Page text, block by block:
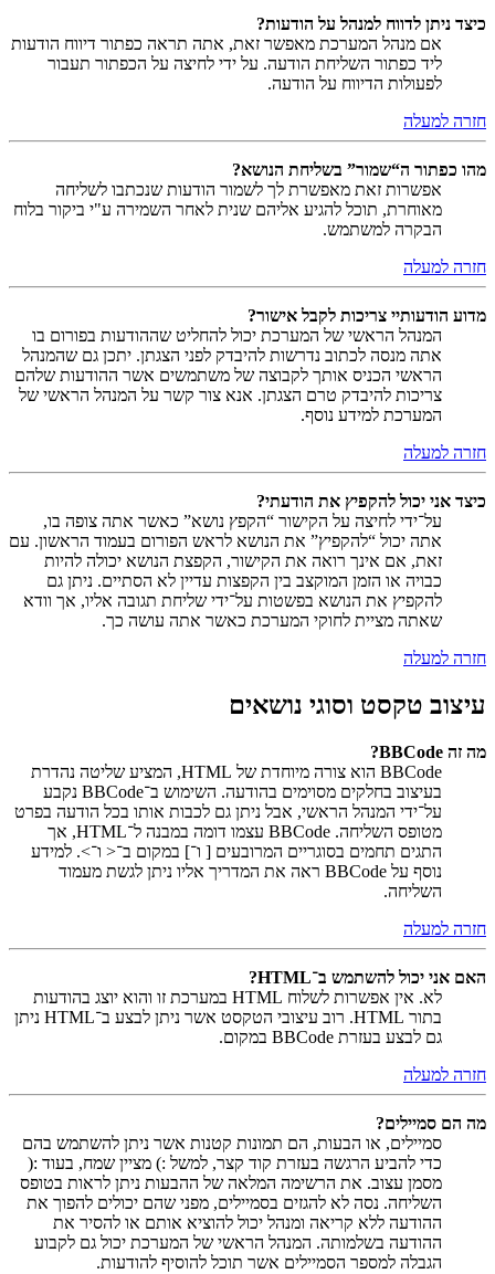
כיצד ניתן לדווח למנהל על הודעות?
אם מנהל המערכת מאפשר זאת, אתה תראה כפתור דיווח הודעות
ליד כפתור השליחת הודעה. על ידי לחיצה על הכפתור תעבור
לפעולות הדיווח על הודעה.
חזרה למעלה
מהו כפתור ה“שמור” בשליחת הנושא?
אפשרות זאת מאפשרת לך לשמור הודעות שנכתבו לשליחה
מאוחרת, תוכל להגיע אליהם שנית לאחר השמירה ע"י ביקור בלוח
הבקרה למשתמש.
חזרה למעלה
מדוע הודעותיי צריכות לקבל אישור?
המנהל הראשי של המערכת יכול להחליט שההודעות בפורום בו
אתה מנסה לכתוב נדרשות להיבדק לפני הצגתן. יתכן גם שהמנהל
הראשי הכניס אותך לקבוצה של משתמשים אשר ההודעות שלהם
צריכות להיבדק טרם הצגתן. אנא צור קשר על המנהל הראשי של
המערכת למידע נוסף.
חזרה למעלה
כיצד אני יכול להקפיץ את הודעתי?
על־ידי לחיצה על הקישור “הקפץ נושא” כאשר אתה צופה בו,
אתה יכול “להקפיץ” את הנושא לראש הפורום בעמוד הראשון. עם
זאת, אם אינך רואה את הקישור, הקפצת הנושא יכולה להיות
כבויה או הזמן המוקצב בין הקפצות עדיין לא הסתיים. ניתן גם
להקפיץ את הנושא בפשטות על־ידי שליחת תגובה אליו, אך וודא
שאתה מציית לחוקי המערכת כאשר אתה עושה כך.
חזרה למעלה
עיצוב טקסט וסוגי נושאים
מה זה BBCode?
BBCode הוא צורה מיוחדת של HTML, המציע שליטה נהדרת
בעיצוב בחלקים מסוימים בהודעה. השימוש ב־BBCode נקבע
על־ידי המנהל הראשי, אבל ניתן גם לכבות אותו בכל הודעה בפרט
מטופס השליחה. BBCode עצמו דומה במבנה ל־HTML, אך
התגים תחמים בסוגריים המרובעים [ ו־] במקום ב־< ו־>. למידע
נוסף על BBCode ראה את המדריך אליו ניתן לגשת מעמוד
השליחה.
חזרה למעלה
האם אני יכול להשתמש ב־HTML?
לא. אין אפשרות לשלוח HTML במערכת זו והוא יוצג בהודעות
בתור HTML. רוב עיצובי הטקסט אשר ניתן לבצע ב־HTML ניתן
גם לבצע בעזרת BBCode במקום.
חזרה למעלה
מה הם סמיילים?
סמיילים, או הבעות, הם תמונות קטנות אשר ניתן להשתמש בהם
כדי להביע הרגשה בעזרת קוד קצר, למשל :) מציין שמח, בעוד :(
מסמן עצוב. את הרשימה המלאה של ההבעות ניתן לראות בטופס
השליחה. נסה לא להגזים בסמיילים, מפני שהם יכולים להפוך את
ההודעה ללא קריאה ומנהל יכול להוציא אותם או להסיר את
ההודעה בשלמותה. המנהל הראשי של המערכת יכול גם לקבוע
הגבלה למספר הסמיילים אשר תוכל להוסיף להודעות.